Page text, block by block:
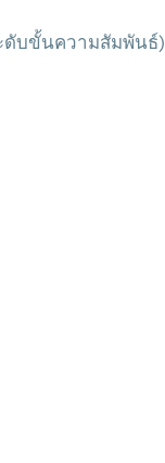
บขั้นความสัมพันธ์)